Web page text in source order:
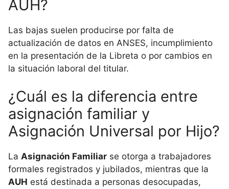
AUH?
Las bajas suelen producirse por falta de
actualización de datos en ANSES, incumplimiento
en la presentación de la Libreta o por cambios en
la situación laboral del titular.
¿Cuál es la diferencia entre
asignación familiar y
Asignación Universal por Hijo?
La Asignación Familiar se otorga a trabajadores
formales registrados y jubilados, mientras que la
AUH está destinada a personas desocupadas,